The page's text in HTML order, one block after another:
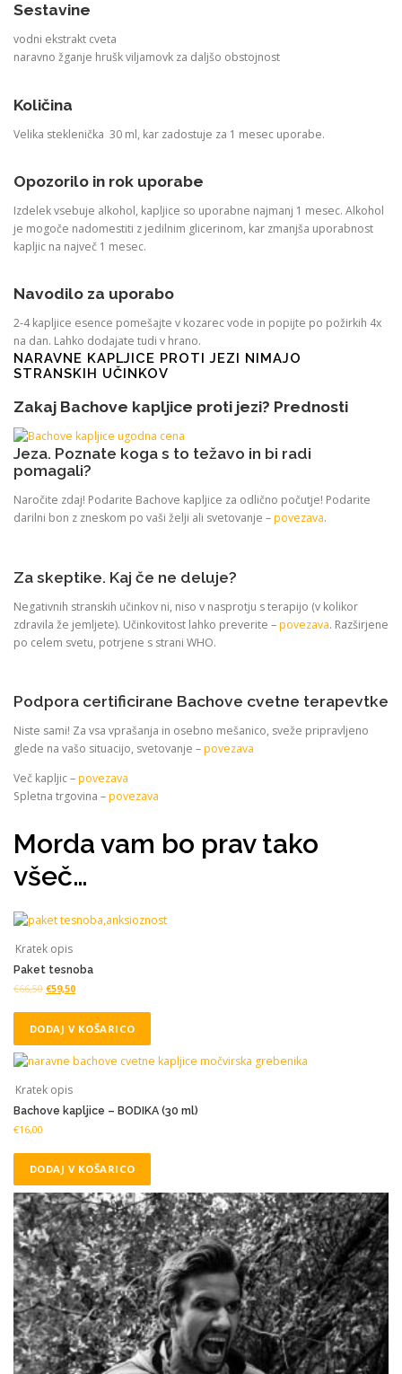
Sestavine
vodni ekstrakt cveta
naravno žganje hrušk viljamovk za daljšo obstojnost
Količina
Velika steklenička 30 ml, kar zadostuje za 1 mesec uporabe.
Opozorilo in rok uporabe
Izdelek vsebuje alkohol, kapljice so uporabne najmanj 1 mesec. Alkohol
je mogoče nadomestiti z jedilnim glicerinom, kar zmanjša uporabnost
kapljic na največ 1 mesec.
Navodilo za uporabo
2-4 kapljice esence pomešajte v kozarec vode in popijte po požirkih 4x
na dan. Lahko dodajate tudi v hrano.
NARAVNE KAPLJICE PROTI JEZI NIMAJO
STRANSKIH UČINKOV
Zakaj Bachove kapljice proti jezi? Prednosti
Jeza. Poznate koga s to težavo in bi radi
pomagali?
Naročite zdaj! Podarite Bachove kapljice za odlično počutje! Podarite
darilni bon z zneskom po vaši želji ali svetovanje –povezava.
Za skeptike. Kaj če ne deluje?
Negativnih stranskih učinkov ni, niso v nasprotju s terapijo (v kolikor
zdravila že jemljete). Učinkovitost lahko preverite –povezava. Razširjene
po celem svetu, potrjene s strani WHO.
Podpora certificirane Bachove cvetne terapevtke
Niste sami! Za vsa vprašanja in osebno mešanico, sveže pripravljeno
glede na vašo situacijo, svetovanje –povezava
Več kapljic –povezava
Spletna trgovina –povezava
Morda vam bo prav tako
všeč…
Kratek opis
Paket tesnoba
€66,50 €59,50
DODAJ V KOŠARICO
Kratek opis
Bachove kapljice – BODIKA (30 ml)
€16,00
DODAJ V KOŠARICO